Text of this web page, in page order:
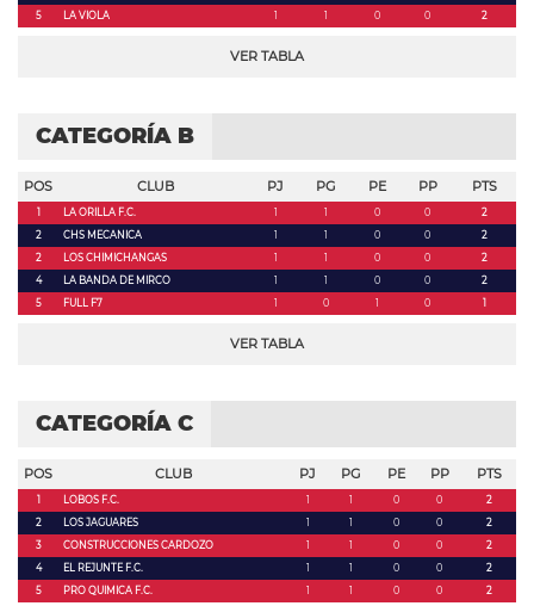
5
LA VIOLA 1 1 0 0 2
VER TABLA
CATEGORÍA B
POS CLUB PJ PG PE PP PTS
1 LA ORILLA F.C. 1 1 0 0
2
2
CHS MECANICA 1 1 0 0
2
2
LOS CHIMICHANGAS 1 1 0 0
2
4
LA BANDA DE MIRCO 1 1 0 0
2
5
FULL F7 1 0 1 0 1
VER TABLA
CATEGORÍA C
POS CLUB PJ PG PE PP PTS
1 LOBOS F.C. 1 1 0 0
2
2
LOS JAGUARES 1 1 0 0
2
3
CONSTRUCCIONES CARDOZO 1 1 0 0
2
4
EL REJUNTE F.C. 1 1 0 0
2
5
PRO QUIMICA F.C. 1 1 0 0 2